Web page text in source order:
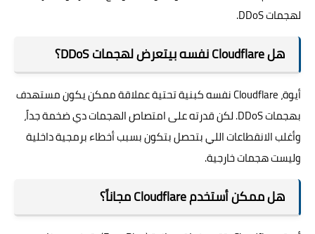
لهجمات DDoS.
هل Cloudflare نفسه بيتعرض لهجمات DDoS؟
أيوة، Cloudflare نفسه كبنية تحتية عملاقة ممكن يكون مستهدف
بهجمات DDoS. لكن قدرته على امتصاص الهجمات دي ضخمة جداً،
وأغلب الانقطاعات اللي بتحصل بتكون بسبب أخطاء برمجية داخلية
وليست هجمات خارجية.
هل ممكن أستخدم Cloudflare مجاناً؟